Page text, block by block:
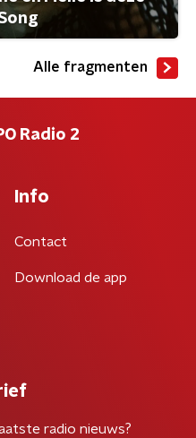
Alle fragmenten
Radio 2
Info
Contact
Download de app
radio nieuws?